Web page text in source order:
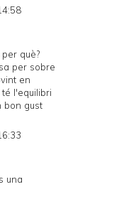
què?
per sobre
en
l'equilibri
bon gust
una